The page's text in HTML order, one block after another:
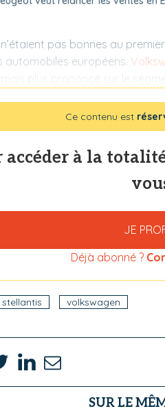
pas bonnes au
automobiles européens.
mais plus prononcé sur le
Ce contenu est
accéder à la
JE
Déjà abonné ?
stellantis volkswagen
SUR LE